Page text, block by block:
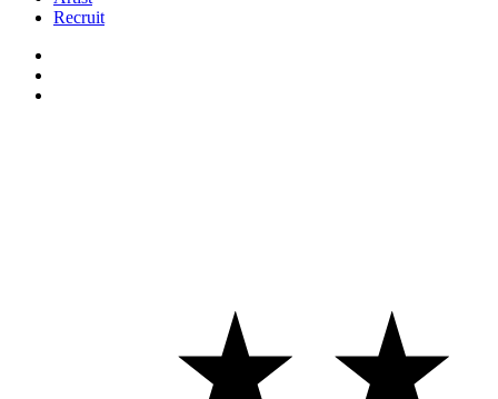
Recruit